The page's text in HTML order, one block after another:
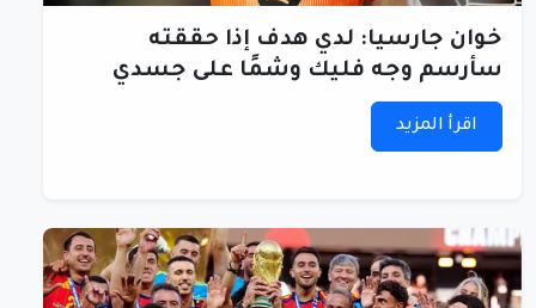
خوان جارسيا: لدي هدف إذا حققته
سأرسم وجه فليك وشمًا على جسدي
اقرأ المزيد